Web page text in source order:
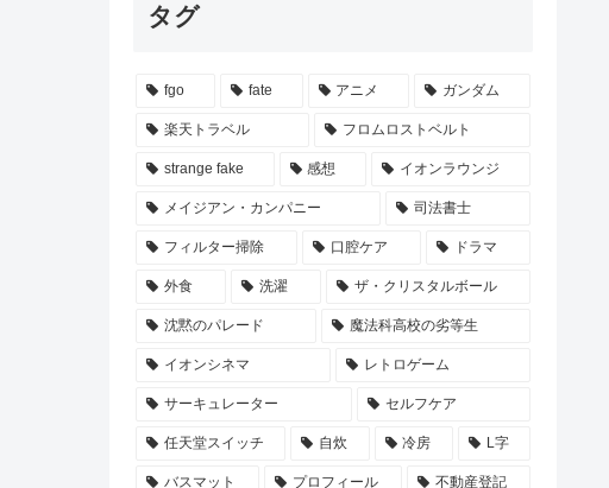
タグ
fgo fate アニメ ガンダム
楽天トラベル フロムロストベルト
strange fake 感想 イオンラウンジ
メイジアン・カンパニー 司法書士
フィルター掃除 口腔ケア ドラマ
外食 洗濯 ザ・クリスタルボール
沈黙のパレード 魔法科高校の劣等生
イオンシネマ レトロゲーム
サーキュレーター セルフケア
任天堂スイッチ 自炊 冷房 L字
バスマット プロフィール 不動産登記